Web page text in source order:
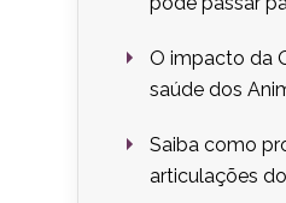
O impacto da
saúde dos
Saiba como
articulações